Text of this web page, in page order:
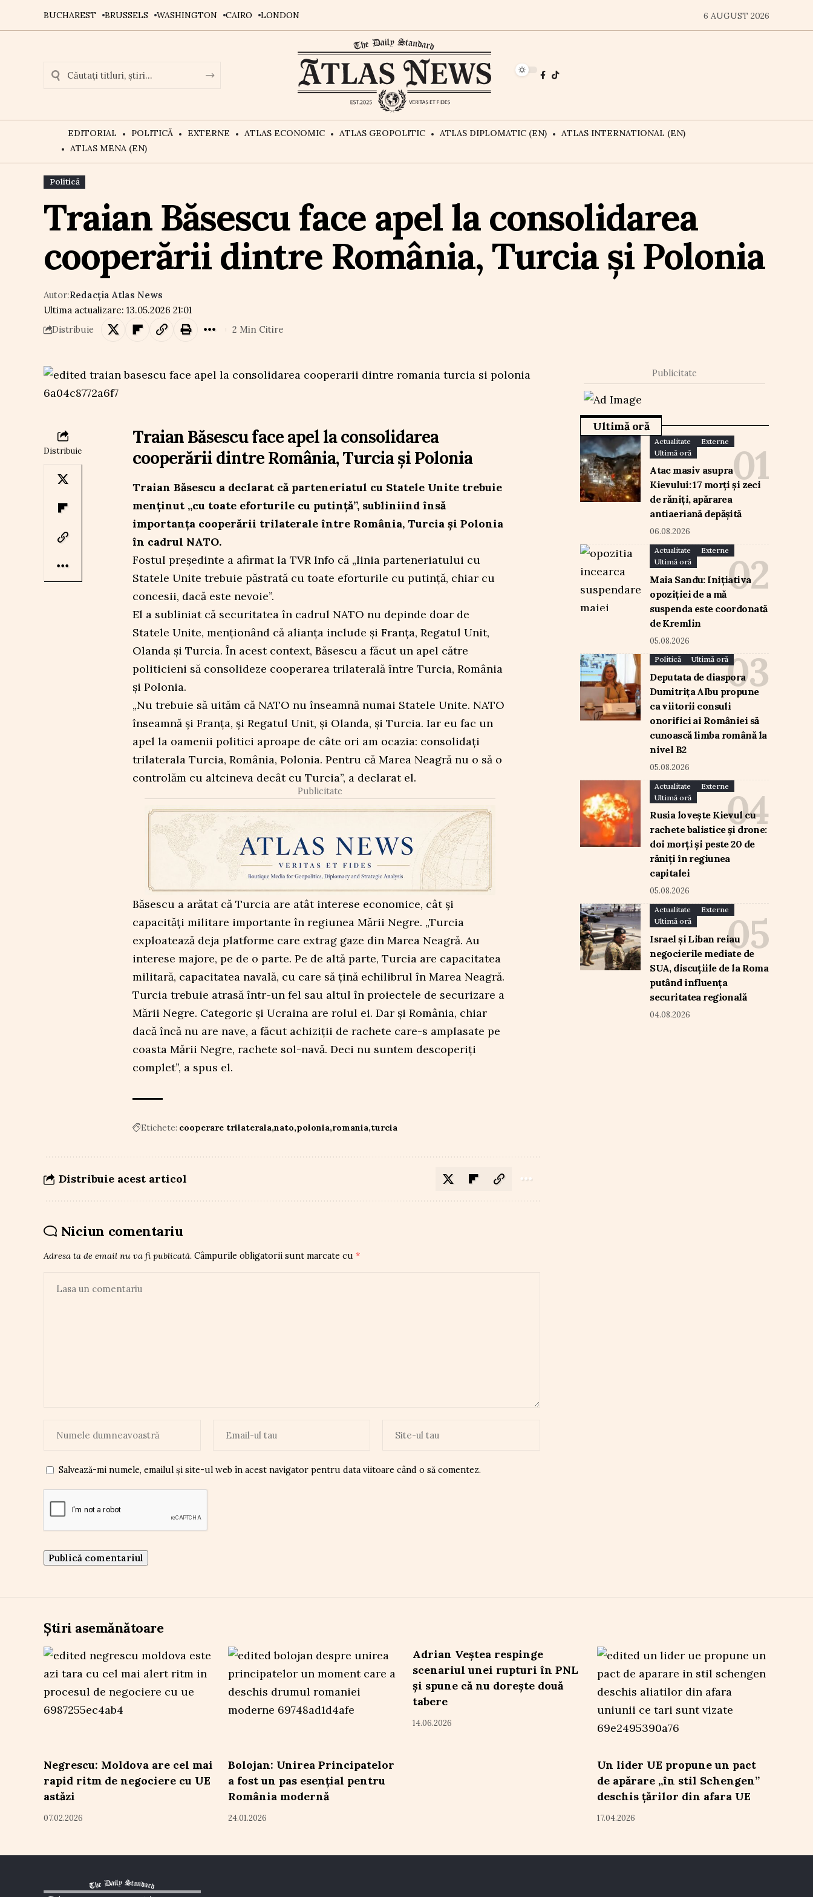
BUCHAREST BRUSSELS WASHINGTON CAIRO LONDON 6 AUGUST 2026
EDITORIAL POLITICĂ EXTERNE ATLAS ECONOMIC ATLAS GEOPOLITIC ATLAS DIPLOMATIC (EN)
ATLAS INTERNATIONAL (EN)
ATLAS MENA (EN)
Politică
Traian Băsescu face apel la consolidarea
cooperării dintre România, Turcia și Polonia
Ultima actualizare: 13.05.2026 21:01
Autor:Redacția Atlas News
Distribuie 2 Min Citire
Distribuie
Traian Băsescu face apel la consolidarea
cooperării dintre România, Turcia și Polonia
Traian Băsescu a declarat că parteneriatul cu Statele Unite trebuie
menținut „cu toate eforturile cu putință”, subliniind însă
importanța cooperării trilaterale între România, Turcia și Polonia
în cadrul NATO.
Fostul președinte a afirmat la TVR Info că „linia parteneriatului cu
Statele Unite trebuie păstrată cu toate eforturile cu putință, chiar cu
concesii, dacă este nevoie”.
El a subliniat că securitatea în cadrul NATO nu depinde doar de
Statele Unite, menționând că alianța include și Franța, Regatul Unit,
Olanda și Turcia. În acest context, Băsescu a făcut un apel către
politicieni să consolideze cooperarea trilaterală între Turcia, România
și Polonia.
„Nu trebuie să uităm că NATO nu înseamnă numai Statele Unite. NATO
înseamnă și Franța, și Regatul Unit, și Olanda, și Turcia. Iar eu fac un
apel la oamenii politici aproape de câte ori am ocazia: consolidați
trilaterala Turcia, România, Polonia. Pentru că Marea Neagră nu o să o
controlăm cu altcineva decât cu Turcia”, a declarat el.
Publicitate
Băsescu a arătat că Turcia are atât interese economice, cât și
capacități militare importante în regiunea Mării Negre. „Turcia
exploatează deja platforme care extrag gaze din Marea Neagră. Au
interese majore, pe de o parte. Pe de altă parte, Turcia are capacitatea
militară, capacitatea navală, cu care să țină echilibrul în Marea Neagră.
Turcia trebuie atrasă într-un fel sau altul în proiectele de securizare a
Mării Negre. Categoric și Ucraina are rolul ei. Dar și România, chiar
dacă încă nu are nave, a făcut achiziții de rachete care-s amplasate pe
coasta Mării Negre, rachete sol-navă. Deci nu suntem descoperiți
complet”, a spus el.
Etichete: cooperare trilaterala nato polonia romania turcia
Distribuie acest articol
Niciun comentariu
Adresa ta de email nu va fi publicată. Câmpurile obligatorii sunt marcate cu *
Salvează-mi numele, emailul și site-ul web în acest navigator pentru data viitoare când o să comentez.
Publicitate
Ultimă oră
Actualitate
Externe
Ultimă oră
Atac masiv asupra
Kievului: 17 morți și zeci
de răniți, apărarea
antiaeriană depășită
06.08.2026
Actualitate
Externe
Ultimă oră
Maia Sandu: Inițiativa
opoziției de a mă
suspenda este coordonată
de Kremlin
05.08.2026
Politică Ultimă oră
Deputata de diaspora
Dumitrița Albu propune
ca viitorii consuli
onorifici ai României să
cunoască limba română la
nivel B2
05.08.2026
Actualitate
Externe
Ultimă oră
Rusia lovește Kievul cu
rachete balistice și drone:
doi morți și peste 20 de
răniți în regiunea
capitalei
05.08.2026
Actualitate
Externe
Ultimă oră
Israel și Liban reiau
negocierile mediate de
SUA, discuțiile de la Roma
putând influența
securitatea regională
04.08.2026
Știri asemănătoare
Negrescu: Moldova are cel mai
rapid ritm de negociere cu UE
astăzi
07.02.2026
Bolojan: Unirea Principatelor
a fost un pas esențial pentru
România modernă
24.01.2026
Adrian Veștea respinge
scenariul unei rupturi în PNL
și spune că nu dorește două
tabere
14.06.2026
Un lider UE propune un pact
de apărare „în stil Schengen”
deschis țărilor din afara UE
17.04.2026